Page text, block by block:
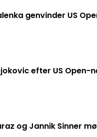
genvinder US
efter US Open-
og Jannik Sinner